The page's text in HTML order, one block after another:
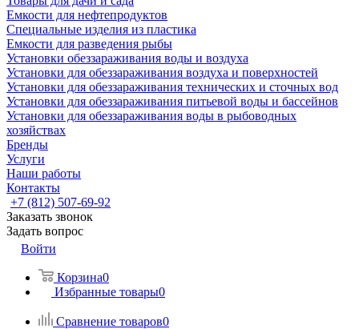
Емкости для нефтепродуктов
Специальные изделия из пластика
Емкости для разведения рыбы
Установки обеззараживания воды и воздуха
Установки для обеззараживания воздуха и поверхностей
Установки для обеззараживания технических и сточных вод
Установки для обеззараживания питьевой воды и бассейнов
Установки для обеззараживания воды в рыбоводных
хозяйствах
Бренды
Услуги
Наши работы
Контакты
+7 (812) 507-69-92
Заказать звонок
Задать вопрос
Войти
Корзина0
Избранные товары0
Сравнение товаров0